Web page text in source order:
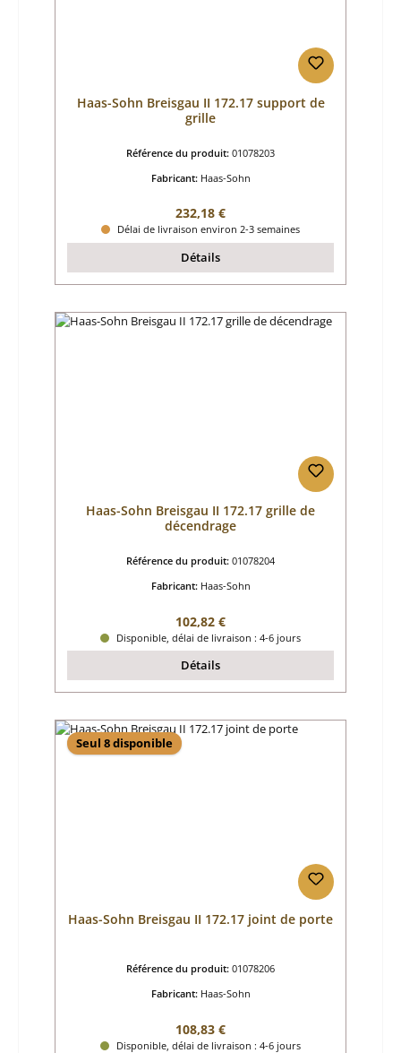
Haas-Sohn Breisgau II 172.17 support de
grille
Référence du produit: 01078203
Fabricant: Haas-Sohn
Prix régulier :
232,18 €
Délai de livraison environ 2-3 semaines
Détails
Haas-Sohn Breisgau II 172.17 grille de
décendrage
Référence du produit: 01078204
Fabricant: Haas-Sohn
Prix régulier :
102,82 €
Disponible, délai de livraison : 4-6 jours
Détails
Seul 8 disponible
Haas-Sohn Breisgau II 172.17 joint de porte
Référence du produit: 01078206
Fabricant: Haas-Sohn
Prix régulier :
108,83 €
Disponible, délai de livraison : 4-6 jours